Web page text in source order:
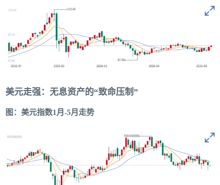
美元走强：无息资产的“致命压制”
图：美元指数1月-5月走势